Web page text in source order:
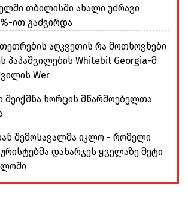
თბილისში ახალი უძრავი
ით გაძვირდა
აღკვეთის რა მოთხოვნები
პაპაშვილების Whitebit Georgia-მ
Wer
შეიქმნა ხორცის მწარმოებელთა
შემოსავალმა იკლო - რომელი
დახარჯეს ყველაზე მეტი